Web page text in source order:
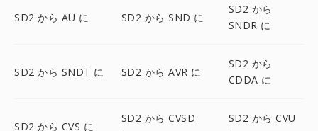
SD2 から AU に SD2 から SND に
SD2 から
SNDR に
SD2 から SNDT に SD2 から AVR に
SD2 から
CDDA に
SD2 から CVS に
SD2 から CVSD
SD2 から CVU